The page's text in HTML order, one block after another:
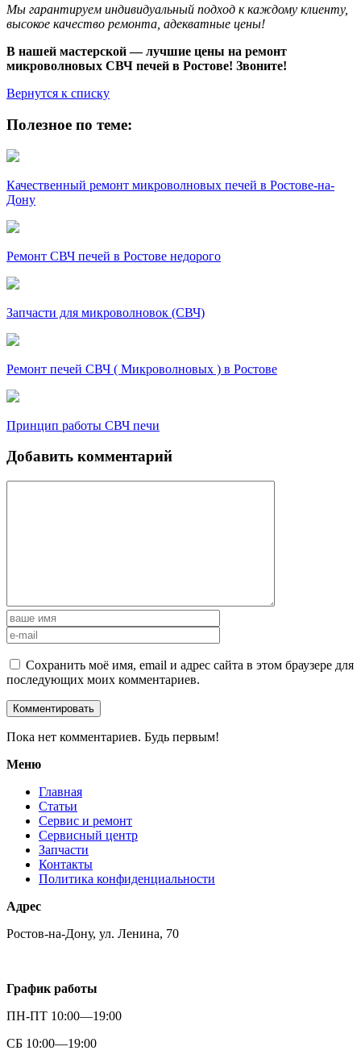
Мы гарантируем индивидуальный подход к каждому клиенту,
высокое качество ремонта, адекватные цены!
В нашей мастерской — лучшие цены на ремонт
микроволновых СВЧ печей в Ростове! Звоните!
Вернутся к списку
Полезное по теме:
Качественный ремонт микроволновых печей в Ростове-на-
Дону
Ремонт СВЧ печей в Ростове недорого
Запчасти для микроволновок (СВЧ)
Ремонт печей СВЧ ( Микроволновых ) в Ростове
Принцип работы СВЧ печи
Добавить комментарий
Сохранить моё имя, email и адрес сайта в этом браузере для
последующих моих комментариев.
Пока нет комментариев. Будь первым!
Меню
Главная
Статьи
Сервис и ремонт
Сервисный центр
Запчасти
Контакты
Политика конфиденциальности
Адрес
Ростов-на-Дону, ул. Ленина, 70
График работы
ПН-ПТ 10:00—19:00
СБ 10:00—19:00